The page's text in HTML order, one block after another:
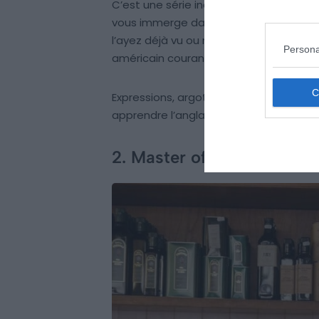
C’est une série incontournable, la
vous immerge dans la vie quotidienne
l’ayez déjà vu ou non, la regarder en
américain courant.
Expressions, argots, mots du
apprendre l’anglais, et addictive qui
2. Master of None